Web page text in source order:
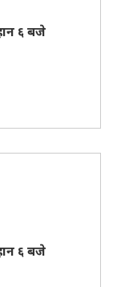
६ बजे
६ बजे